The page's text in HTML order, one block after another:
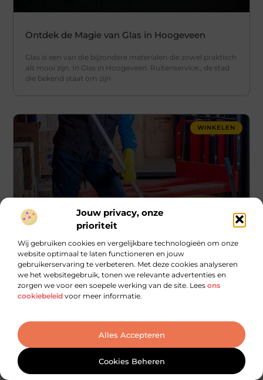
Jouw privacy, onze
prioriteit
Wij gebruiken cookies en vergelijkbare technologieën om onze
website optimaal te laten functioneren en jouw
gebruikerservaring te verbeteren. Met deze cookies analyseren
we het websitegebruik, tonen we relevante advertenties en
zorgen we voor een soepele werking van de site. Lees ons
cookiebeleid voor meer informatie.
Alles Accepteren
Cookies Beheren
Ontdek de Magie van Glas in Hoogeveen
Glas is een van die bijzondere materialen die zowel praktisch
als mooi zijn. In Glas in Hoogeveen. Ruitenservice., de stad
die bekend staat om zijn
WINKELEN
Ontdek de Geheimen van Gevelreiniging in
Doetinchem
Als ondernemer, vastgoedeigenaar, of
onderhoudsprofessional in Doetinchem, is het essentieel